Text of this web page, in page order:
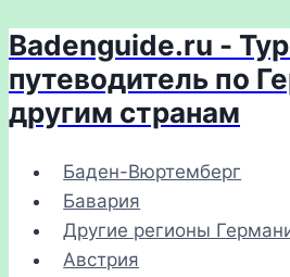
Перейти
к
содержимому
Badenguide.ru -
путеводитель по
другим странам
Баден-Вюртемберг
Бавария
Другие регионы
Австрия